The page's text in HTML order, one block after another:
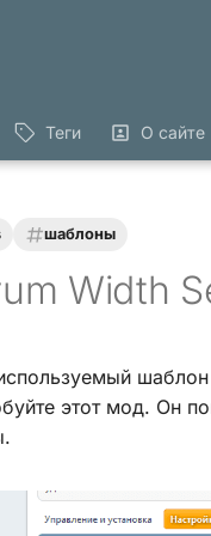
Теги О сайте
шаблоны
Width
этот мод. Он